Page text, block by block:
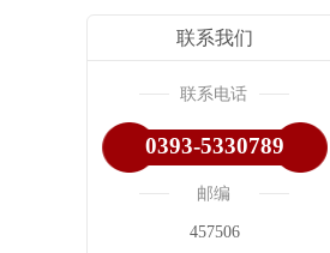
联系我们
联系电话
0393-5330789
邮编
457506